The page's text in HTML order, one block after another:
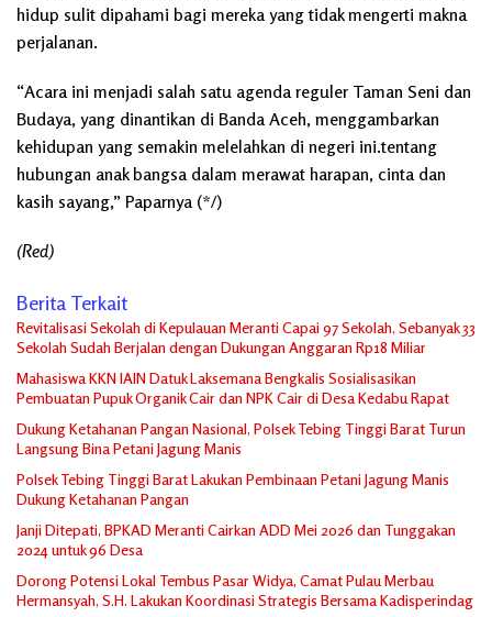
hidup sulit dipahami bagi mereka yang tidak mengerti makna
perjalanan.
“Acara ini menjadi salah satu agenda reguler Taman Seni dan
Budaya, yang dinantikan di Banda Aceh, menggambarkan
kehidupan yang semakin melelahkan di negeri ini.tentang
hubungan anak bangsa dalam merawat harapan, cinta dan
kasih sayang,” Paparnya (*/)
(Red)
Berita Terkait
Revitalisasi Sekolah di Kepulauan Meranti Capai 97 Sekolah, Sebanyak 33
Sekolah Sudah Berjalan dengan Dukungan Anggaran Rp18 Miliar
Mahasiswa KKN IAIN Datuk Laksemana Bengkalis Sosialisasikan
Pembuatan Pupuk Organik Cair dan NPK Cair di Desa Kedabu Rapat
Dukung Ketahanan Pangan Nasional, Polsek Tebing Tinggi Barat Turun
Langsung Bina Petani Jagung Manis
Polsek Tebing Tinggi Barat Lakukan Pembinaan Petani Jagung Manis
Dukung Ketahanan Pangan
Janji Ditepati, BPKAD Meranti Cairkan ADD Mei 2026 dan Tunggakan
2024 untuk 96 Desa
Dorong Potensi Lokal Tembus Pasar Widya, Camat Pulau Merbau
Hermansyah, S.H. Lakukan Koordinasi Strategis Bersama Kadisperindag